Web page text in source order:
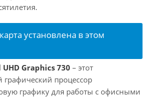
установлена в этом
Graphics 730 – этот
процессор
графику для работы с офисными